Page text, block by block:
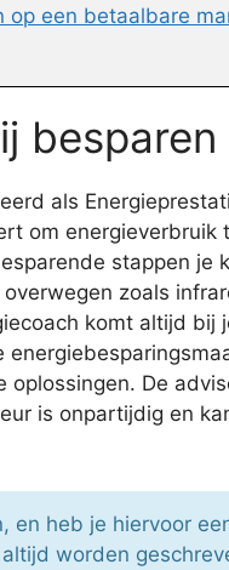
een betaalbare
als
om
stappen
zoals
komt altijd
De
is onpartijdig en
en heb je hiervoor
worden